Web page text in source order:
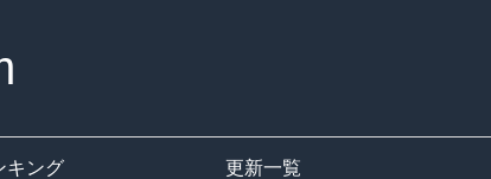
キング 更新一覧